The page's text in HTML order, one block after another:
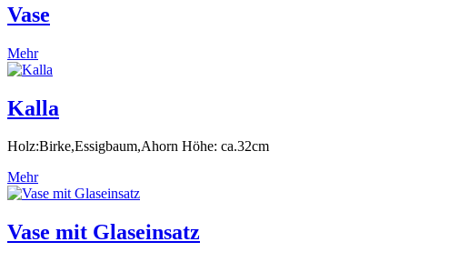
Vase
Mehr
Kalla
Holz:Birke,Essigbaum,Ahorn Höhe: ca.32cm
Mehr
Vase mit Glaseinsatz